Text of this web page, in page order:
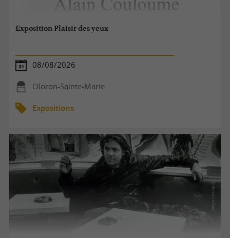
Exposition Plaisir des yeux
08/08/2026
Oloron-Sainte-Marie
Expositions